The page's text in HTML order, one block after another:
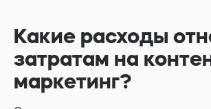
Какие расходы
затратам на
маркетинг?